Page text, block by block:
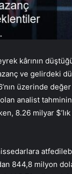
kârının
ve gelirdeki
üzerinde
analist
8.26 milyar
844,8 milyon